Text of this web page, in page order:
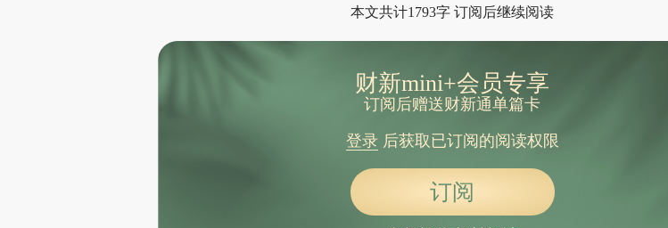
本文共计1793字 订阅后继续阅读
财新mini+会员专享
订阅后赠送财新通单篇卡
登录后获取已订阅的阅读权限
订阅